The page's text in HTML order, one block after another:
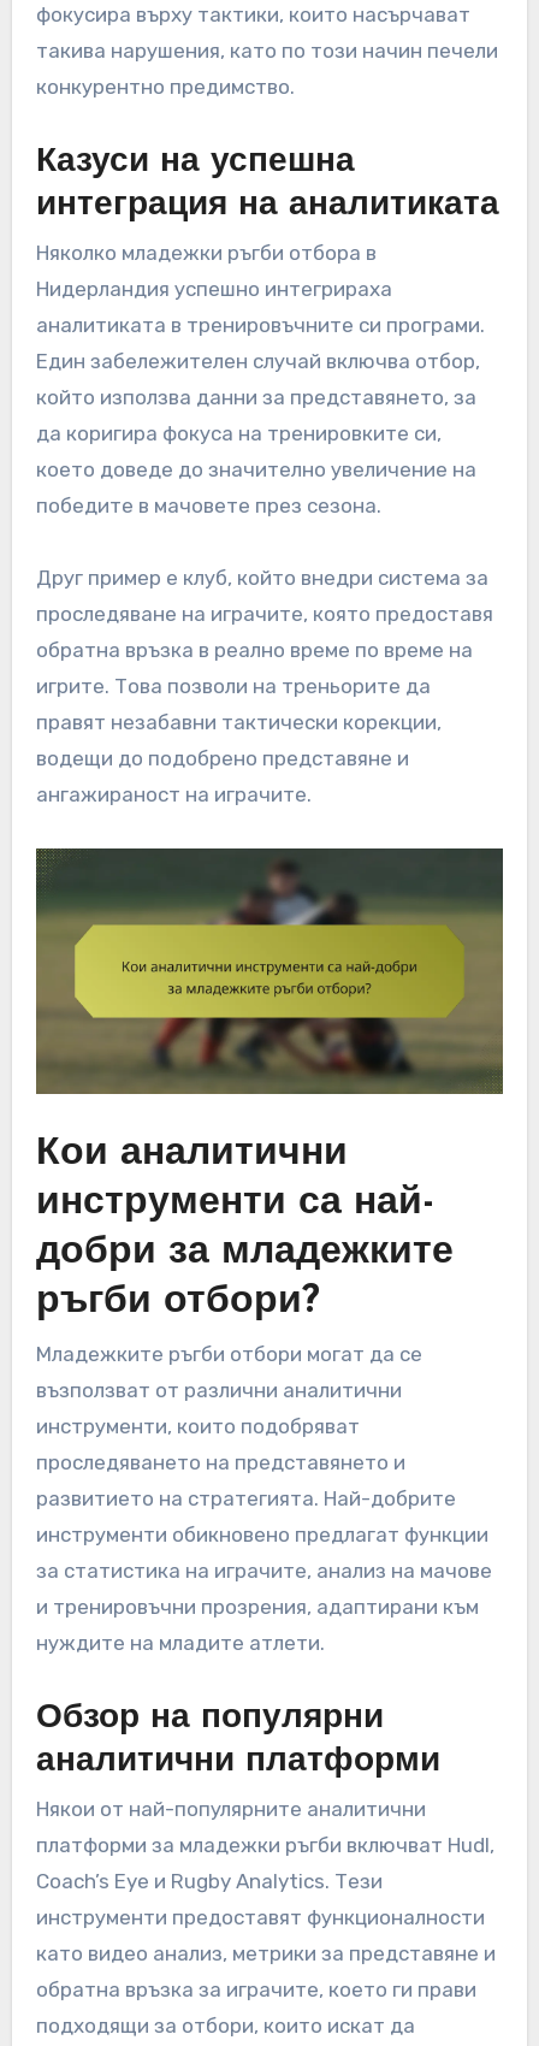
фокусира върху тактики, които насърчават
такива нарушения, като по този начин печели
конкурентно предимство.
Казуси на успешна
интеграция на аналитиката
Няколко младежки ръгби отбора в
Нидерландия успешно интегрираха
аналитиката в тренировъчните си програми.
Един забележителен случай включва отбор,
който използва данни за представянето, за
да коригира фокуса на тренировките си,
което доведе до значително увеличение на
победите в мачовете през сезона.
Друг пример е клуб, който внедри система за
проследяване на играчите, която предоставя
обратна връзка в реално време по време на
игрите. Това позволи на треньорите да
правят незабавни тактически корекции,
водещи до подобрено представяне и
ангажираност на играчите.
Кои аналитични
инструменти са най-
добри за младежките
ръгби отбори?
Младежките ръгби отбори могат да се
възползват от различни аналитични
инструменти, които подобряват
проследяването на представянето и
развитието на стратегията. Най-добрите
инструменти обикновено предлагат функции
за статистика на играчите, анализ на мачове
и тренировъчни прозрения, адаптирани към
нуждите на младите атлети.
Обзор на популярни
аналитични платформи
Някои от най-популярните аналитични
платформи за младежки ръгби включват Hudl,
Coach’s Eye и Rugby Analytics. Тези
инструменти предоставят функционалности
като видео анализ, метрики за представяне и
обратна връзка за играчите, което ги прави
подходящи за отбори, които искат да